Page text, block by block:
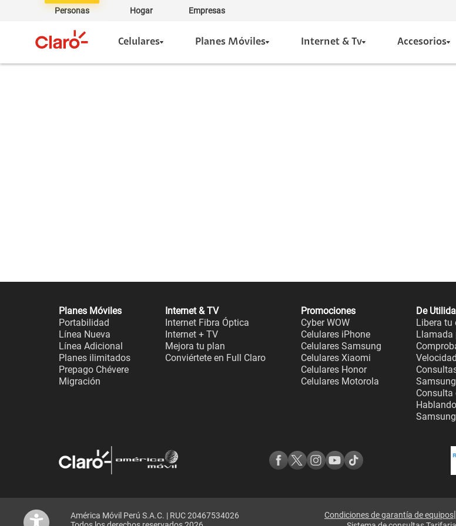
Personas Hogar Empresas
Celulares Planes Móviles Internet & Tv Accesorios
Planes Móviles
Portabilidad
Línea Nueva
Línea Adicional
Planes ilimitados
Prepago Chévere
Migración
Internet & TV
Internet Fibra Óptica
Internet + TV
Mejora tu plan
Conviértete en Full Claro
Promociones
Cyber WOW
Celulares iPhone
Celulares Samsung
Celulares Xiaomi
Celulares Honor
Celulares Motorola
De
Libera tu
Llamada
Consulta
América Móvil Perú S.A.C. | RUC 20467534026
Condiciones de garantía de equipos|